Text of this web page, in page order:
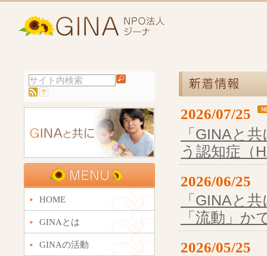
2026/07/25
「GINAと
う認知症（
2026/06/25
「GINAと
「流動」
2026/05/25
HOME
GINAとは
GINAの活動